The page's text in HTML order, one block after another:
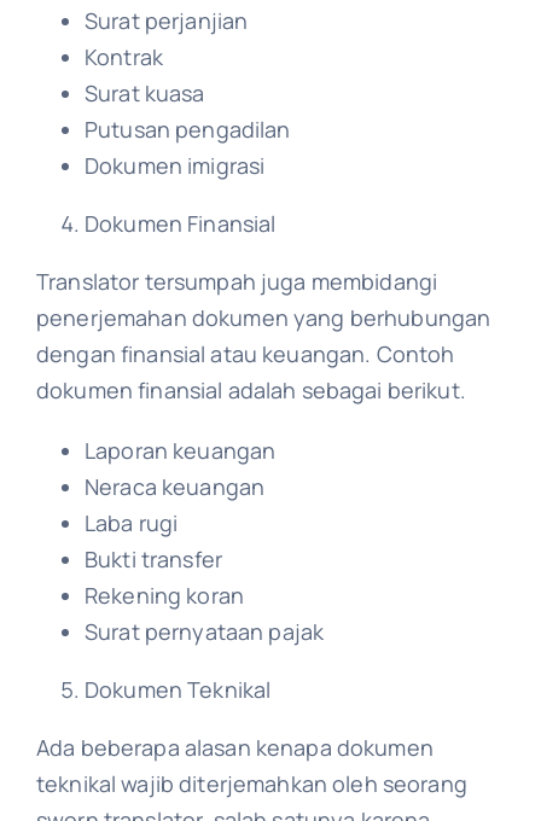
Surat perjanjian
Kontrak
Surat kuasa
Putusan pengadilan
Dokumen imigrasi
Dokumen Finansial
Translator tersumpah juga membidangi
penerjemahan dokumen yang berhubungan
dengan finansial atau keuangan. Contoh
dokumen finansial adalah sebagai berikut.
Laporan keuangan
Neraca keuangan
Laba rugi
Bukti transfer
Rekening koran
Surat pernyataan pajak
Dokumen Teknikal
Ada beberapa alasan kenapa dokumen
teknikal wajib diterjemahkan oleh seorang